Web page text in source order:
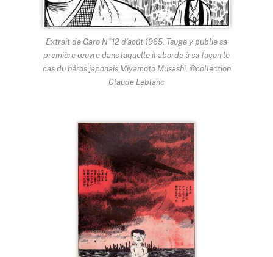
Extrait de Garo N°12 d’août 1965. Tsuge y publie sa
première œuvre dans laquelle il aborde à sa façon le
cas du héros japonais Miyamoto Musashi. ©collection
Claude Leblanc